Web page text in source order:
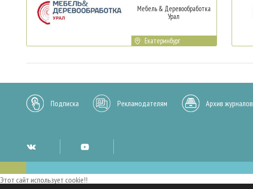
Мебель & Деревообработка
Урал
Екатеринбург
Подписка Рекламодателям Архив журналов
Этот сайт использует cookie!!